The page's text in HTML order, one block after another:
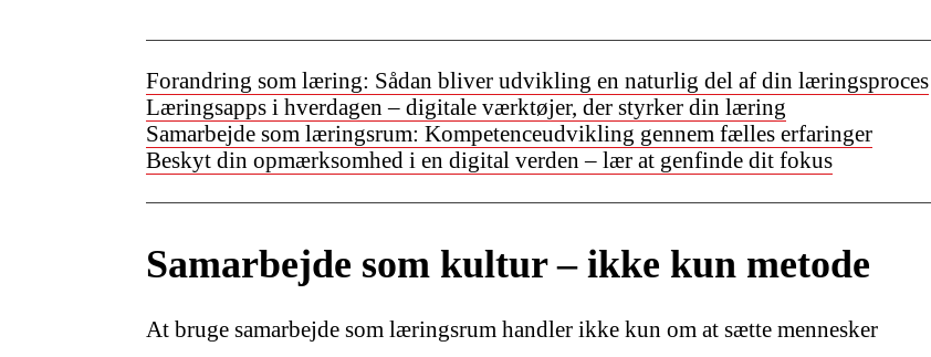
Forandring som læring: Sådan bliver udvikling en naturlig del af din læringsproces
Læringsapps i hverdagen – digitale værktøjer, der styrker din læring
Samarbejde som læringsrum: Kompetenceudvikling gennem fælles erfaringer
Beskyt din opmærksomhed i en digital verden – lær at genfinde dit fokus
Samarbejde som kultur – ikke kun metode
At bruge samarbejde som læringsrum handler ikke kun om at sætte mennesker